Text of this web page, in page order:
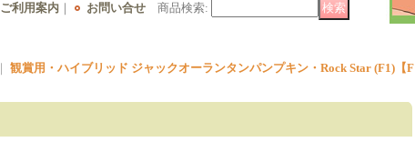
ご利用案内 ｜ お問い合せ 商品検索:
観賞用・ハイブリッド ジャックオーランタンパンプキン・Rock Star (F1)【F